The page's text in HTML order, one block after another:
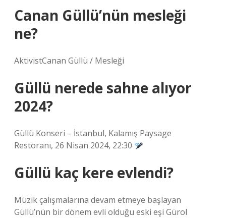
Canan Güllü’nün mesleği
ne?
AktivistCanan Güllü / Mesleği
Güllü nerede sahne alıyor
2024?
Güllü Konseri – İstanbul, Kalamış Paysage
Restoranı, 26 Nisan 2024, 22:30
Güllü kaç kere evlendi?
Müzik çalışmalarına devam etmeye başlayan
Güllü’nün bir dönem evli olduğu eski eşi Gürol